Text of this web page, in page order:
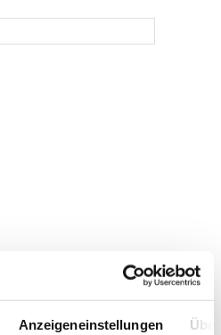
Anzeigeneinstellungen